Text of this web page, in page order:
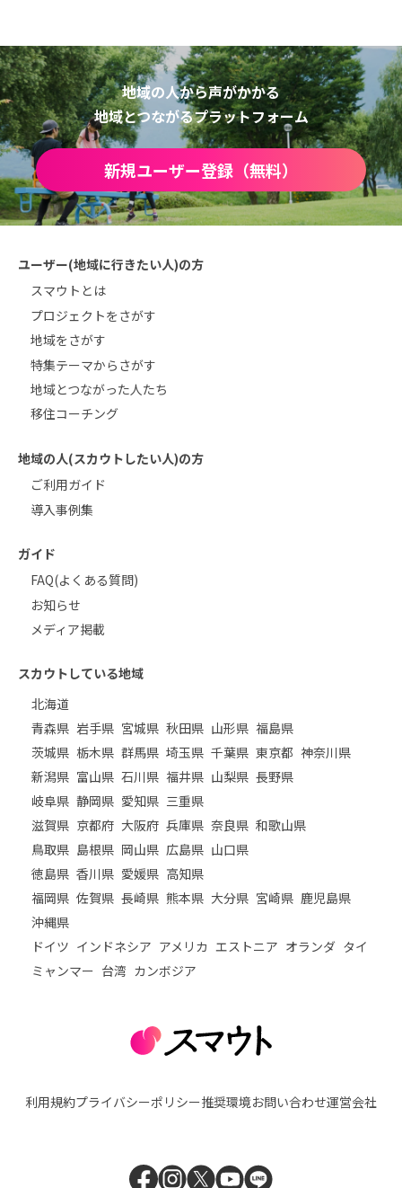
地域の人から声がかかる
地域とつながるプラットフォーム
新規ユーザー登録（無料）
ユーザー(地域に行きたい人)の方
スマウトとは
プロジェクトをさがす
地域をさがす
特集テーマからさがす
地域とつながった人たち
移住コーチング
地域の人(スカウトしたい人)の方
ご利用ガイド
導入事例集
ガイド
FAQ(よくある質問)
お知らせ
メディア掲載
スカウトしている地域
北海道
青森県 岩手県 宮城県 秋田県 山形県 福島県
茨城県 栃木県 群馬県 埼玉県 千葉県 東京都 神奈川県
新潟県 富山県 石川県 福井県 山梨県 長野県
岐阜県 静岡県 愛知県 三重県
滋賀県 京都府 大阪府 兵庫県 奈良県 和歌山県
鳥取県 島根県 岡山県 広島県 山口県
徳島県 香川県 愛媛県 高知県
福岡県 佐賀県 長崎県 熊本県 大分県 宮崎県 鹿児島県
沖縄県
ドイツ インドネシア アメリカ エストニア オランダ タイ
ミャンマー 台湾 カンボジア
利用規約プライバシーポリシー推奨環境お問い合わせ運営会社